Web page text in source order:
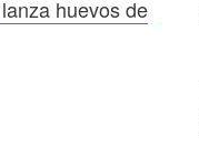
huevos de